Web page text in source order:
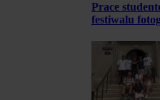
Prace
festiwalu